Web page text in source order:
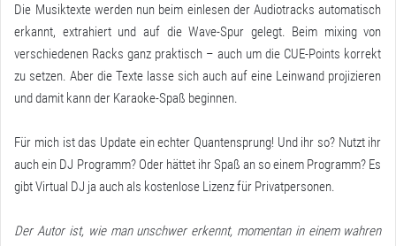
Die Musiktexte werden nun beim einlesen der Audiotracks automatisch
erkannt, extrahiert und auf die Wave-Spur gelegt. Beim mixing von
verschiedenen Racks ganz praktisch – auch um die CUE-Points korrekt
zu setzen. Aber die Texte lasse sich auch auf eine Leinwand projizieren
und damit kann der Karaoke-Spaß beginnen.
Für mich ist das Update ein echter Quantensprung! Und ihr so? Nutzt ihr
auch ein DJ Programm? Oder hättet ihr Spaß an so einem Programm? Es
gibt Virtual DJ ja auch als kostenlose Lizenz für Privatpersonen.
Der Autor ist, wie man unschwer erkennt, momentan in einem wahren